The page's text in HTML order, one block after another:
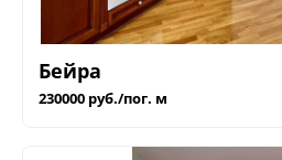
Бейра
230000 руб./пог. м